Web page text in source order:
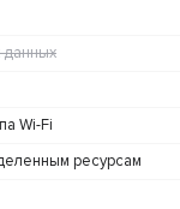
данных
Wi-Fi
ресурсам